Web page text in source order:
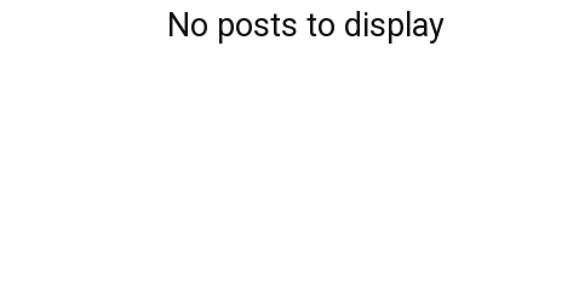
No posts to display